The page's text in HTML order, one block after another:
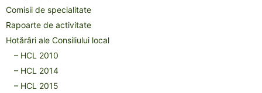
Comisii de specialitate
Rapoarte de activitate
Hotărâri ale Consiliului local
– HCL 2010
– HCL 2014
– HCL 2015